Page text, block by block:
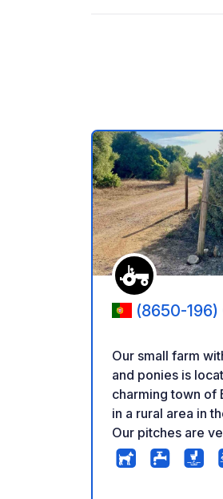
(8650-196)
Our small farm
and ponies is
charming town of
in a rural area in
Our pitches are
separated by
greenery. Each